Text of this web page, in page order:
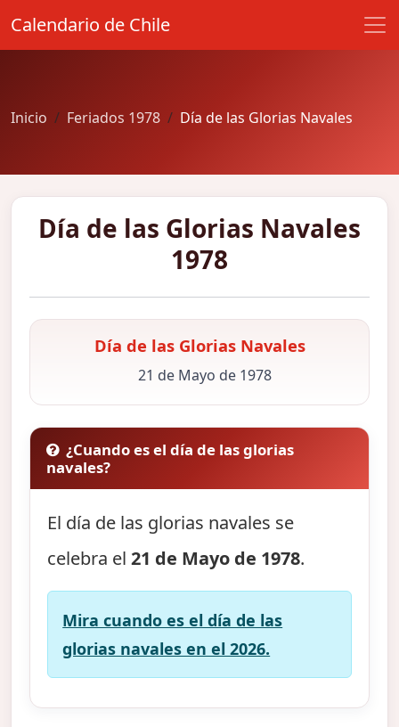
Calendario de Chile
Inicio Feriados 1978 Día de las Glorias Navales
Día de las Glorias Navales
1978
Día de las Glorias Navales
21 de Mayo de 1978
¿Cuando es el día de las glorias
navales?
El día de las glorias navales se
celebra el21 de Mayo de 1978.
Mira cuando es el día de las
glorias navales en el 2026.